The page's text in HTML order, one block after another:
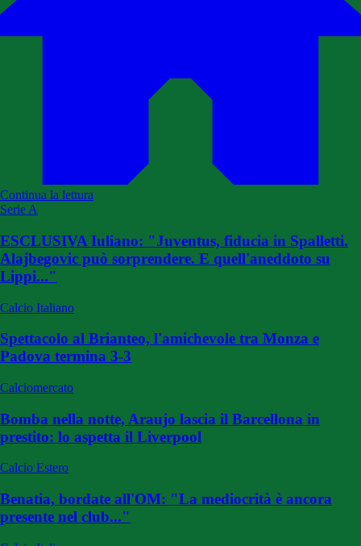
Continua la lettura
Serie A
ESCLUSIVA Iuliano: "Juventus, fiducia in Spalletti.
Alajbegovic può sorprendere. E quell'aneddoto su
Lippi..."
Calcio Italiano
Spettacolo al Brianteo, l'amichevole tra Monza e
Padova termina 3-3
Calciomercato
Bomba nella notte, Araujo lascia il Barcellona in
prestito: lo aspetta il Liverpool
Calcio Estero
Benatia, bordate all'OM: "La mediocrità è ancora
presente nel club..."